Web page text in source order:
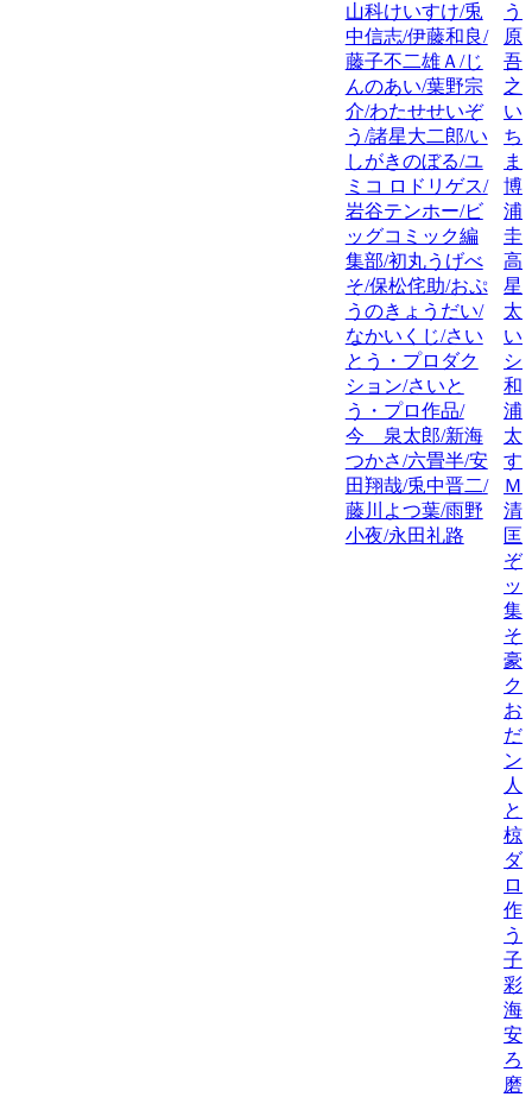
山科けいすけ/兎
中信志/伊藤和良/
藤子不二雄Ａ/じ
んのあい/葉野宗
介/わたせせいぞ
う/諸星大二郎/い
しがきのぼる/ユ
ミコ ロドリゲス/
岩谷テンホー/ビ
ッグコミック編
集部/初丸うげべ
そ/保松侘助/おぷ
うのきょうだい/
なかいくじ/さい
とう・プロダク
ション/さいと
う・プロ作品/
今 泉太郎/新海
つかさ/六畳半/安
田翔哉/兎中晋二/
藤川よつ葉/雨野
小夜/永田礼路
う
原
吾/
之
い
ち
ま
博/
浦
圭/
高
星/
太
い
シ
和
浦
太
す
Ｍ
清
匡
ぞ
ッ
集
そ
豪
ク
お
だ
ン
人
と
椋
ダ
ロ
作
う
子/
彩
海
安
ろ
磨